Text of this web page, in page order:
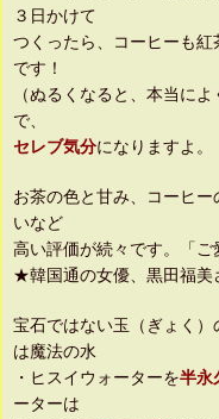
３日かけて
つくったら、コーヒーも
です！
（ぬるくなると、本当に
で、
セレブ気分になりますよ。
お茶の色と甘み、コーヒ
いなど
高い評価が続々です。「ご
★韓国通の女優、黒田福美
宝石ではない玉（ぎょく
は魔法の水
・ヒスイウォーターを半永
ーターは